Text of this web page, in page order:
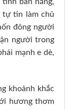
tự tin làm chủ
đông người
người trong
mạnh e dè,
khoảnh khắc
hương thơm